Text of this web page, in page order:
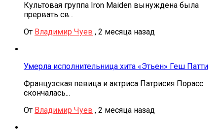
Культовая группа Iron Maiden вынуждена была
прервать св...
От Владимир Чуев , 2 месяца назад
Умерла исполнительница хита «Этьен» Геш Патти
Французская певица и актриса Патрисия Порасс
скончалась...
От Владимир Чуев , 2 месяца назад